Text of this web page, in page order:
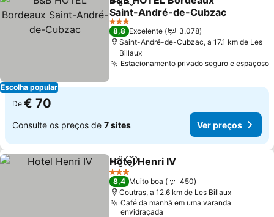
Escolha popular
PartilharAdicionar aos favoritos
Saint-André-de-Cubzac
3 Estrelas
8,8 Excelente
3.078
Saint-André-de-Cubzac, a 17.1 km de Les
Billaux
Estacionamento privado seguro e espaçoso
De € 70
Consulte os preços de 7 sites Ver preços
PartilharAdicionar aos favoritos
Hotel Henri IV
3 Estrelas
8,4 Muito boa
450
Coutras, a 12.6 km de Les Billaux
Café da manhã em uma varanda
envidraçada